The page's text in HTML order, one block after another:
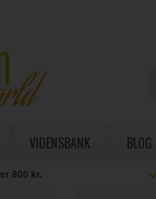
VIDENSBANK BLOG
800 kr.